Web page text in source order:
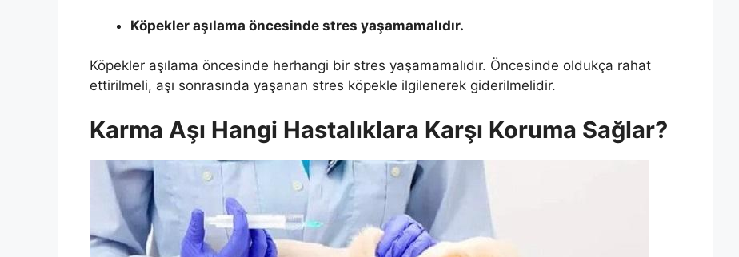
Köpekler aşılama öncesinde stres yaşamamalıdır.
Köpekler aşılama öncesinde herhangi bir stres yaşamamalıdır. Öncesinde oldukça rahat
ettirilmeli, aşı sonrasında yaşanan stres köpekle ilgilenerek giderilmelidir.
Karma Aşı Hangi Hastalıklara Karşı Koruma Sağlar?